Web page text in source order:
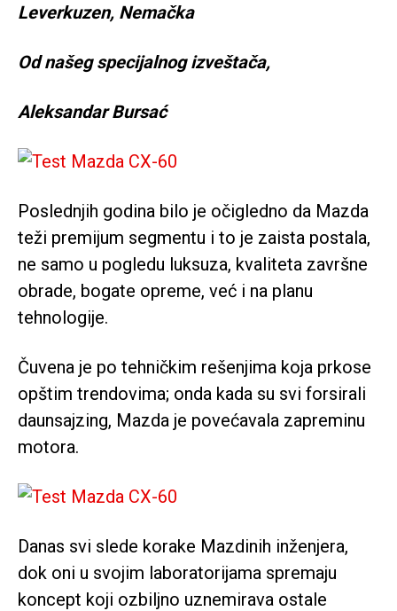
Leverkuzen, Nemačka
Od našeg specijalnog izveštača,
Aleksandar Bursać
Poslednjih godina bilo je očigledno da Mazda
teži premijum segmentu i to je zaista postala,
ne samo u pogledu luksuza, kvaliteta završne
obrade, bogate opreme, već i na planu
tehnologije.
Čuvena je po tehničkim rešenjima koja prkose
opštim trendovima; onda kada su svi forsirali
daunsajzing, Mazda je povećavala zapreminu
motora.
Danas svi slede korake Mazdinih inženjera,
dok oni u svojim laboratorijama spremaju
koncept koji ozbiljno uznemirava ostale